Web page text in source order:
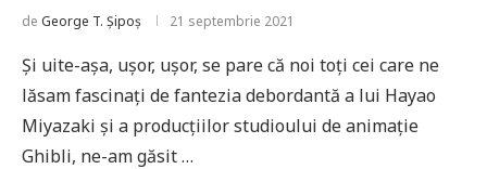
de George T. Șipoș 21 septembrie 2021
Şi uite-aşa, uşor, uşor, se pare că noi toţi cei care ne
lăsam fascinaţi de fantezia debordantă a lui Hayao
Miyazaki şi a producţiilor studioului de animaţie
Ghibli, ne-am găsit …